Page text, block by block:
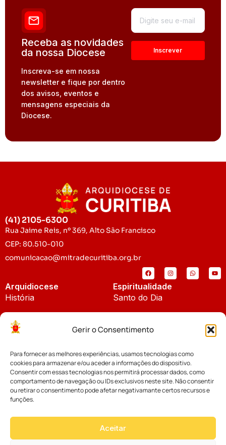
Gerir o Consentimento
Para fornecer as melhores experiências, usamos tecnologias como
cookies para armazenar e/ou aceder a informações do dispositivo.
Consentir com essas tecnologias nos permitirá processar dados, como
comportamento de navegação ou IDs exclusivos neste site. Não consentir
ou retirar o consentimento pode afetar negativamante certos recursos e
funções.
Aceitar
Receba as novidades
da nossa Diocese
Inscreva-se em nossa
newsletter e fique por dentro
dos avisos, eventos e
mensagens especiais da
Diocese.
(41) 2105-6300
Rua Jaime Reis, nº 369, Alto São Francisco
CEP: 80.510-010
comunicacao@mitradecuritiba.org.br
Arquidiocese
História
Padroeira
Espiritualidade
Santo do Dia
Notícias
Notícias da Arquidiocese
Notícias Cáritas
Palavra dos Bispos
Cúria Diocesana
Fundo Diocesano
Vicariatos da Educação